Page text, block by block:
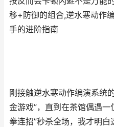
移+防御的组合,逆水寒动作
手的进阶指南
刚接触逆水寒动作编演系统
金游戏”，直到在茶馆偶遇
拳连招”秒杀全场，我才明